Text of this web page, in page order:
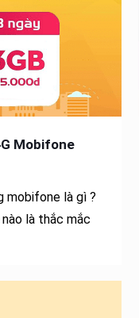
Mobifone
mobifone là gì ?
là thắc mắc